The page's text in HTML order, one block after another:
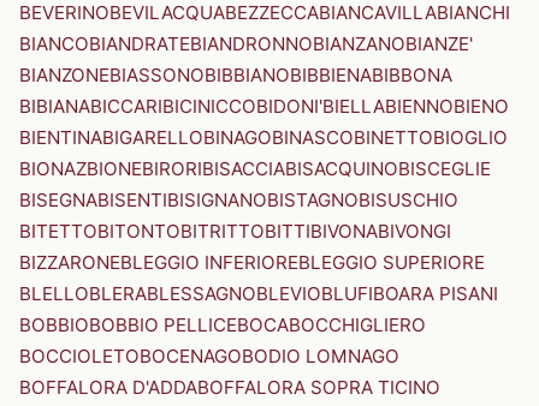
BEVERINOBEVILACQUABEZZECCABIANCAVILLABIANCHI
BIANCOBIANDRATEBIANDRONNOBIANZANOBIANZE'
BIANZONEBIASSONOBIBBIANOBIBBIENABIBBONA
BIBIANABICCARIBICINICCOBIDONI'BIELLABIENNOBIENO
BIENTINABIGARELLOBINAGOBINASCOBINETTOBIOGLIO
BIONAZBIONEBIRORIBISACCIABISACQUINOBISCEGLIE
BISEGNABISENTIBISIGNANOBISTAGNOBISUSCHIO
BITETTOBITONTOBITRITTOBITTIBIVONABIVONGI
BIZZARONEBLEGGIO INFERIOREBLEGGIO SUPERIORE
BLELLOBLERABLESSAGNOBLEVIOBLUFIBOARA PISANI
BOBBIOBOBBIO PELLICEBOCABOCCHIGLIERO
BOCCIOLETOBOCENAGOBODIO LOMNAGO
BOFFALORA D'ADDABOFFALORA SOPRA TICINO